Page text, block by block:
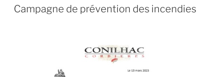
LE
Campagne de prévention des incendies